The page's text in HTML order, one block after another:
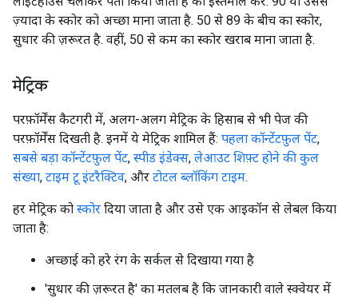
ज़्यादा के स्कोर को अच्छा माना जाता है. 50 से 89 के बीच का स्कोर,
सुधार की ज़रूरत है. वहीं, 50 से कम का स्कोर खराब माना जाता है.
मेट्रिक
परफ़ॉर्मेंस कैटगरी में, अलग-अलग मेट्रिक के हिसाब से भी पेज की
परफ़ॉर्मेंस दिखती है. इनमें ये मेट्रिक शामिल हैं: पहला कॉन्टेंटफ़ुल पेंट,
सबसे बड़ा कॉन्टेंटफ़ुल पेंट, स्पीड इंडेक्स, लेआउट शिफ़्ट होने की कुल
संख्या, टाइम टू इंटरैक्टिव, और टोटल ब्लॉकिंग टाइम.
हर मेट्रिक को स्कोर दिया जाता है और उसे एक आइकॉन से लेबल किया
जाता है:
अच्छाई को हरे रंग के सर्कल से दिखाया गया है
'सुधार की ज़रूरत है' का मतलब है कि जानकारी वाले स्क्वेयर में